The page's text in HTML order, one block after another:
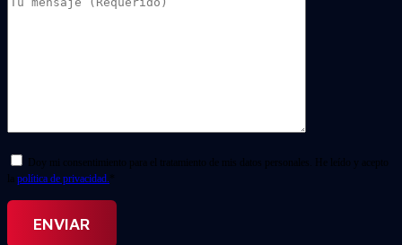
Doy mi consentimiento para el tratamiento de mis datos personales. He leído y acepto
la política de privacidad. *